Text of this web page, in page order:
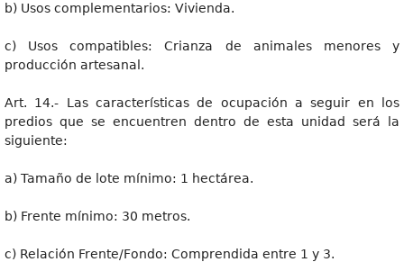
b) Usos complementarios: Vivienda.
c) Usos compatibles: Crianza de animales menores y
producción artesanal.
Art. 14.- Las características de ocupación a seguir en los
predios que se encuentren dentro de esta unidad será la
siguiente:
a) Tamaño de lote mínimo: 1 hectárea.
b) Frente mínimo: 30 metros.
c) Relación Frente/Fondo: Comprendida entre 1 y 3.